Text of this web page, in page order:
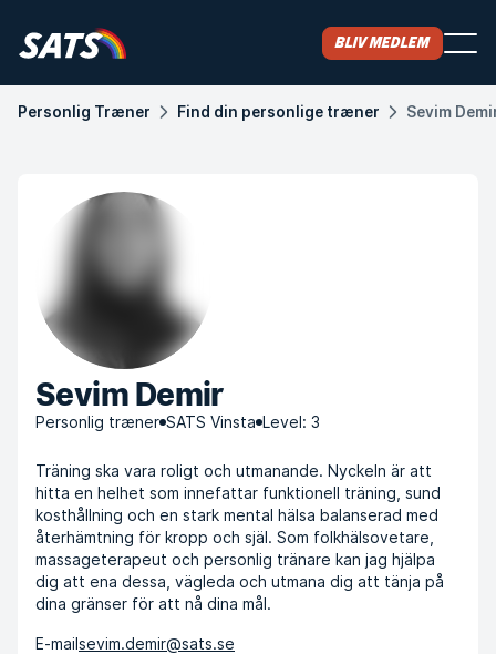
Bliv medlem
Personlig Træner Find din personlige træner Sevim
Sevim Demir
Personlig træner SATS Vinsta Level: 3
Träning ska vara roligt och utmanande. Nyckeln är att
hitta en helhet som innefattar funktionell träning, sund
kosthållning och en stark mental hälsa balanserad med
återhämtning för kropp och själ. Som folkhälsovetare,
massageterapeut och personlig tränare kan jag hjälpa
dig att ena dessa, vägleda och utmana dig att tänja på
dina gränser för att nå dina mål.
E-mailsevim.demir@sats.se